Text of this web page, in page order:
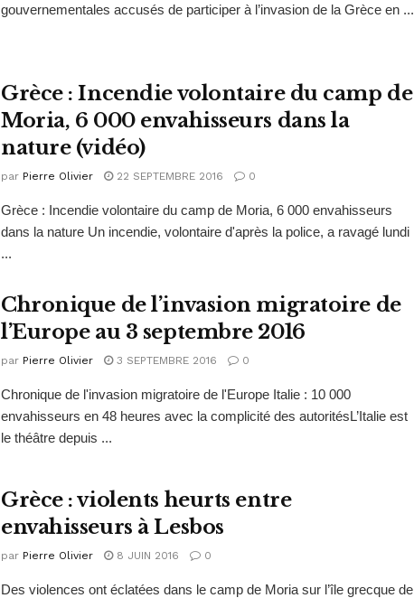
gouvernementales accusés de participer à l’invasion de la Grèce en ...
Grèce : Incendie volontaire du camp de
Moria, 6 000 envahisseurs dans la
nature (vidéo)
par Pierre Olivier 22 SEPTEMBRE 2016 0
Grèce : Incendie volontaire du camp de Moria, 6 000 envahisseurs
dans la nature Un incendie, volontaire d'après la police, a ravagé lundi
...
Chronique de l’invasion migratoire de
l’Europe au 3 septembre 2016
par Pierre Olivier 3 SEPTEMBRE 2016 0
Chronique de l'invasion migratoire de l'Europe Italie : 10 000
envahisseurs en 48 heures avec la complicité des autoritésL’Italie est
le théâtre depuis ...
Grèce : violents heurts entre
envahisseurs à Lesbos
par Pierre Olivier 8 JUIN 2016 0
Des violences ont éclatées dans le camp de Moria sur l’île grecque de